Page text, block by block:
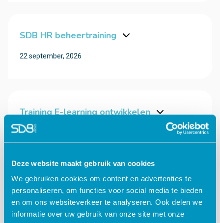
Deze website maakt gebruik van cookies
We gebruiken cookies om content en advertenties te
personaliseren, om functies voor social media te bieden
en om ons websiteverkeer te analyseren. Ook delen we
informatie over uw gebruik van onze site met onze
SDB HR beheertraining
22 september, 2026
Training E-learning ontwikkelen
23 september, 2026
SDB Planning beheertraining